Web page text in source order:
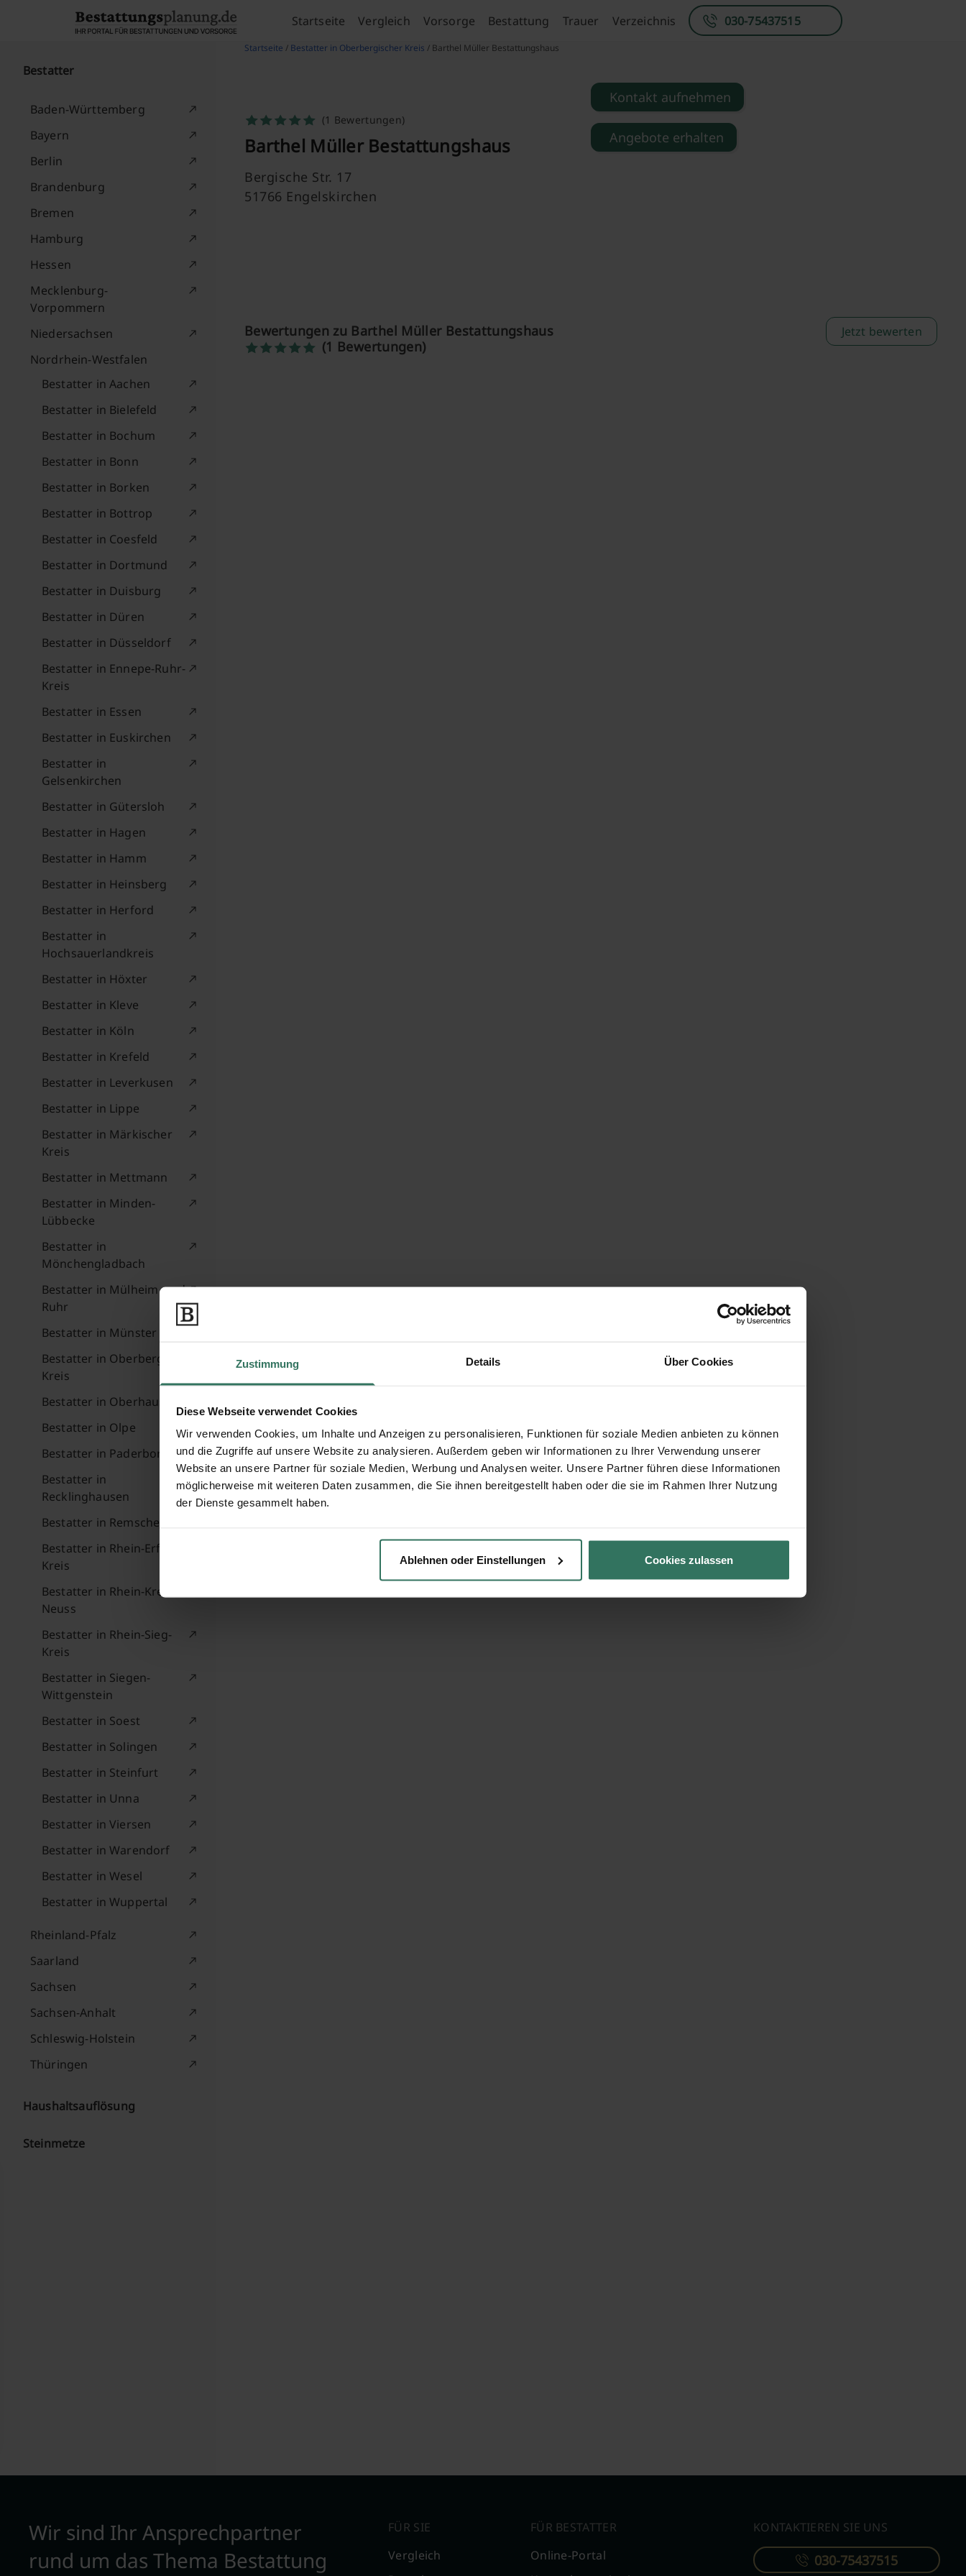
Zustimmung Details Über Cookies
Diese Webseite verwendet Cookies
Wir verwenden Cookies, um Inhalte und Anzeigen zu personalisieren, Funktionen für soziale Medien anbieten zu können
und die Zugriffe auf unsere Website zu analysieren. Außerdem geben wir Informationen zu Ihrer Verwendung unserer
Website an unsere Partner für soziale Medien, Werbung und Analysen weiter. Unsere Partner führen diese Informationen
möglicherweise mit weiteren Daten zusammen, die Sie ihnen bereitgestellt haben oder die sie im Rahmen Ihrer Nutzung
der Dienste gesammelt haben.
Ablehnen oder Einstellungen Cookies zulassen
Startseite Vergleich Vorsorge Bestattung Trauer Verzeichnis 030-75437515
Bestatter
Baden-Württemberg
Bayern
Berlin
Brandenburg
Bremen
Hamburg
Hessen
Mecklenburg-
Vorpommern
Niedersachsen
Nordrhein-Westfalen
Bestatter in Aachen
Bestatter in Bielefeld
Bestatter in Bochum
Bestatter in Bonn
Bestatter in Borken
Bestatter in Bottrop
Bestatter in Coesfeld
Bestatter in Dortmund
Bestatter in Duisburg
Bestatter in Düren
Bestatter in Düsseldorf
Bestatter in Ennepe-Ruhr-
Kreis
Bestatter in Essen
Bestatter in Euskirchen
Bestatter in
Gelsenkirchen
Bestatter in Gütersloh
Bestatter in Hagen
Bestatter in Hamm
Bestatter in Heinsberg
Bestatter in Herford
Bestatter in
Hochsauerlandkreis
Bestatter in Höxter
Bestatter in Kleve
Bestatter in Köln
Bestatter in Krefeld
Bestatter in Leverkusen
Bestatter in Lippe
Bestatter in Märkischer
Kreis
Bestatter in Mettmann
Bestatter in Minden-
Lübbecke
Bestatter in
Mönchengladbach
Bestatter in Mülheim an der
Ruhr
Bestatter in Münster
Bestatter in Oberbergischer
Kreis
Bestatter in Oberhausen
Bestatter in Olpe
Bestatter in Paderborn
Bestatter in
Recklinghausen
Bestatter in Remscheid
Bestatter in Rhein-Erft-
Kreis
Bestatter in Rhein-Kreis
Neuss
Bestatter in Rhein-Sieg-
Kreis
Bestatter in Siegen-
Wittgenstein
Bestatter in Soest
Bestatter in Solingen
Bestatter in Steinfurt
Bestatter in Unna
Bestatter in Viersen
Bestatter in Warendorf
Bestatter in Wesel
Bestatter in Wuppertal
Rheinland-Pfalz
Saarland
Sachsen
Sachsen-Anhalt
Schleswig-Holstein
Thüringen
Haushaltsauflösung
Steinmetze
Startseite / Bestatter in Oberbergischer Kreis / Barthel Müller Bestattungshaus
(1 Bewertungen)
Barthel Müller Bestattungshaus
Bergische Str. 17
51766 Engelskirchen
Kontakt aufnehmen
Angebote erhalten
Bewertungen zu Barthel Müller Bestattungshaus
(1 Bewertungen)
Jetzt bewerten
Wir sind Ihr Ansprechpartner
rund um das Thema Bestattung
FÜR SIE
Vergleich
FÜR BESTATTER
Online-Portal
KONTAKTIEREN SIE UNS
030-75437515